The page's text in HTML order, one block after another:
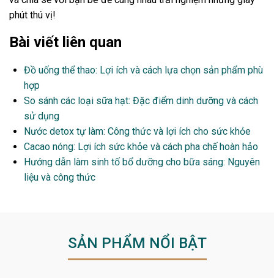
phút thú vị!
Bài viết liên quan
Đồ uống thể thao: Lợi ích và cách lựa chọn sản phẩm phù
hợp
So sánh các loại sữa hạt: Đặc điểm dinh dưỡng và cách
sử dụng
Nước detox tự làm: Công thức và lợi ích cho sức khỏe
Cacao nóng: Lợi ích sức khỏe và cách pha chế hoàn hảo
Hướng dẫn làm sinh tố bổ dưỡng cho bữa sáng: Nguyên
liệu và công thức
SẢN PHẨM NỔI BẬT